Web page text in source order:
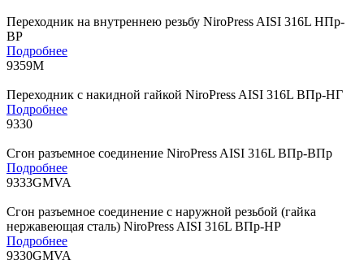
Переходник на внутреннею резьбу NiroPress AISI 316L НПр-
ВР
Подробнее
9359M
Переходник с накидной гайкой NiroPress AISI 316L ВПр-НГ
Подробнее
9330
Сгон разъемное соединение NiroPress AISI 316L ВПр-ВПр
Подробнее
9333GMVA
Сгон разъемное соединение с наружной резьбой (гайка
нержавеющая сталь) NiroPress AISI 316L ВПр-НР
Подробнее
9330GMVA